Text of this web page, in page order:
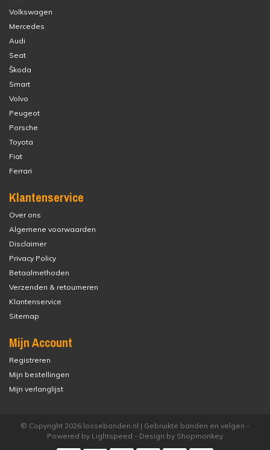
Volkswagen
Mercedes
Audi
Seat
Škoda
Smart
Volvo
Peugeot
Porsche
Toyota
Fiat
Ferrari
Klantenservice
Over ons
Algemene voorwaarden
Disclaimer
Privacy Policy
Betaalmethoden
Verzenden & retourneren
Klantenservice
Sitemap
Mijn Account
Registreren
Mijn bestellingen
Mijn verlanglijst
© Copyright 2026 lossebanden.nl | Gebruikte banden en velgen -
Powered by Lightspeed - Design by Shopmonkey